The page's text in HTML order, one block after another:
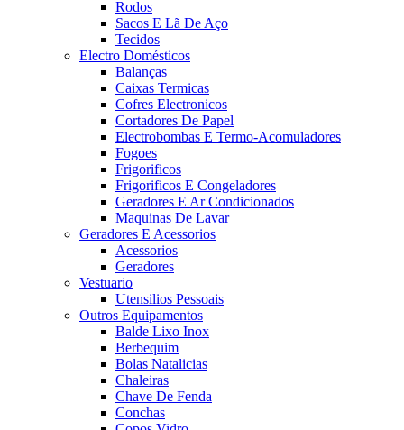
Rodos
Sacos E Lã De Aço
Tecidos
Electro Domésticos
Balanças
Caixas Termicas
Cofres Electronicos
Cortadores De Papel
Electrobombas E Termo-Acomuladores
Fogoes
Frigorificos
Frigorificos E Congeladores
Geradores E Ar Condicionados
Maquinas De Lavar
Geradores E Acessorios
Acessorios
Geradores
Vestuario
Utensilios Pessoais
Outros Equipamentos
Balde Lixo Inox
Berbequim
Bolas Natalicias
Chaleiras
Chave De Fenda
Conchas